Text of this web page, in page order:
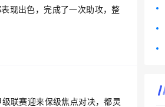
现出色，完成了一次助攻，整
联赛迎来保级焦点对决，都灵